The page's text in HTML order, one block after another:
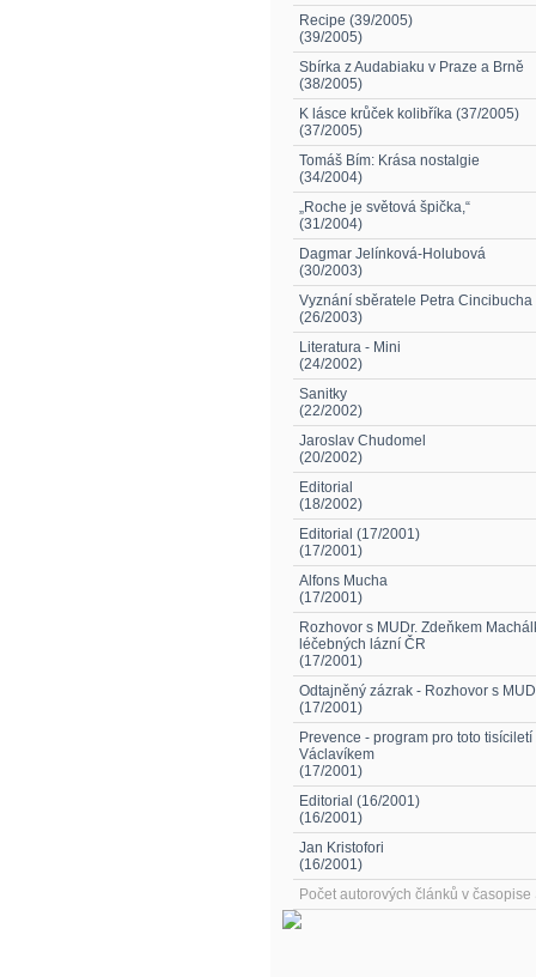
Recipe (39/2005)
(39/2005)
Sbírka z Audabiaku v Praze a Brně
(38/2005)
K lásce krůček kolibříka (37/2005)
(37/2005)
Tomáš Bím: Krása nostalgie
(34/2004)
„Roche je světová špička,“
(31/2004)
Dagmar Jelínková-Holubová
(30/2003)
Vyznání sběratele Petra Cincibucha
(26/2003)
Literatura - Mini
(24/2002)
Sanitky
(22/2002)
Jaroslav Chudomel
(20/2002)
Editorial
(18/2002)
Editorial (17/2001)
(17/2001)
Alfons Mucha
(17/2001)
Rozhovor s MUDr. Zdeňkem
léčebných lázní ČR
(17/2001)
Odtajněný zázrak - Rozhovor s
(17/2001)
Prevence - program pro toto
Václavíkem
(17/2001)
Editorial (16/2001)
(16/2001)
Jan Kristofori
(16/2001)
Počet autorových článků v časopise